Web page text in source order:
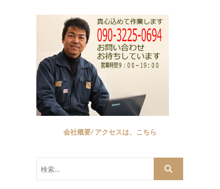
会社概要/ アクセスは、こちら